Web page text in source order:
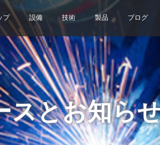
プ 設備 技術 製品 ブログ
スとお知ら